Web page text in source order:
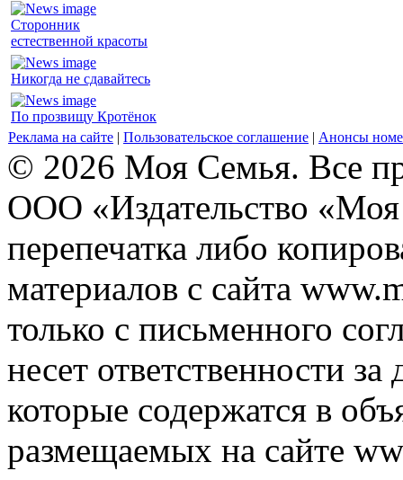
Сторонник
естественной красоты
Никогда не сдавайтесь
По прозвищу Кротёнок
Реклама на сайте | Пользовательское соглашение | Анонсы
© 2026 Моя Семья. Все
ООО «Издательство
перепечатка либо
материалов с сайта
только с письменного
несет ответственности
которые содержатся в
размещаемых на сайте